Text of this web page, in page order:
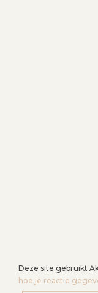
Deze site gebruikt
hoe je reactie